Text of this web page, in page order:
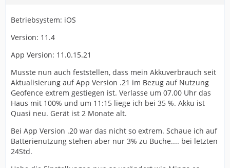
Betriebsystem: iOS
Version: 11.4
App Version: 11.0.15.21
Musste nun auch feststellen, dass mein Akkuverbrauch seit
Aktualisierung auf App Version .21 im Bezug auf Nutzung
Geofence extrem gestiegen ist. Verlasse um 07.00 Uhr das
Haus mit 100% und um 11:15 liege ich bei 35 %. Akku ist
Quasi neu. Gerät ist 2 Monate alt.
Bei App Version .20 war das nicht so extrem. Schaue ich auf
Batterienutzung stehen aber nur 3% zu Buche.... bei letzten
24Std.